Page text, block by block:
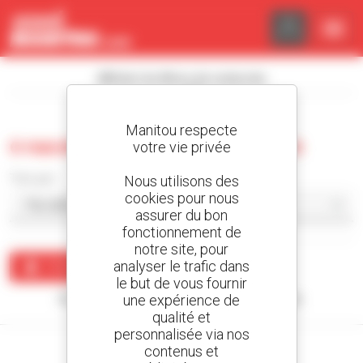
0 nacelle élévatrice d'occasion
Créer une alerte
Aucun résultat ne correspond à votre recherche.
Panneau de gestion des cookies
Manitou respecte
votre vie privée
Nous utilisons des
cookies pour nous
assurer du bon
fonctionnement de
notre site, pour
analyser le trafic dans
le but de vous fournir
une expérience de
qualité et
personnalisée via nos
contenus et